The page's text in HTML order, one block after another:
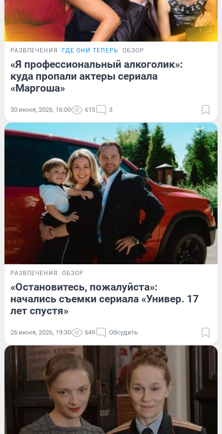
РАЗВЛЕЧЕНИЯ ГДЕ ОНИ ТЕПЕРЬ ОБЗОР
«Я профессиональный алкоголик»:
куда пропали актеры сериала
«Маргоша»
30 июня, 2026, 16:00 615 3
РАЗВЛЕЧЕНИЯ ОБЗОР
«Остановитесь, пожалуйста»:
начались съемки сериала «Универ. 17
лет спустя»
26 июня, 2026, 19:30 649 Обсудить